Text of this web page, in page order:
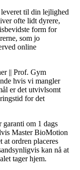
til din lejlighed
ofte lidt dyrere,
form for
som jo
online
|| Prof. Gym
hvis vi mangler
er det utvivlsomt
for det
garanti om 1 dags
Master BioMotion
ordren placeres
kan nå at
tager hjem.